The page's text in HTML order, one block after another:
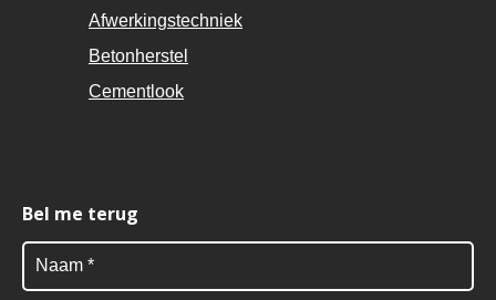
Afwerkingstechniek
Betonherstel
Cementlook
Bel me terug